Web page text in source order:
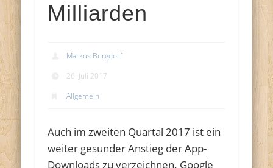
Milliarden
Markus Burgdorf
26. Juli 2017
Allgemein
Auch im zweiten Quartal 2017 ist ein
weiter gesunder Anstieg der App-
Downloads zu verzeichnen. Google